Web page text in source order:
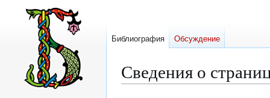
Сведения о
Библиография Обсуждение